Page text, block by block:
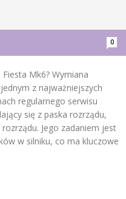
0
Mk6? Wymiana
z najważniejszych
regularnego serwisu
się z paska rozrządu,
Jego zadaniem jest
w silniku, co ma kluczowe